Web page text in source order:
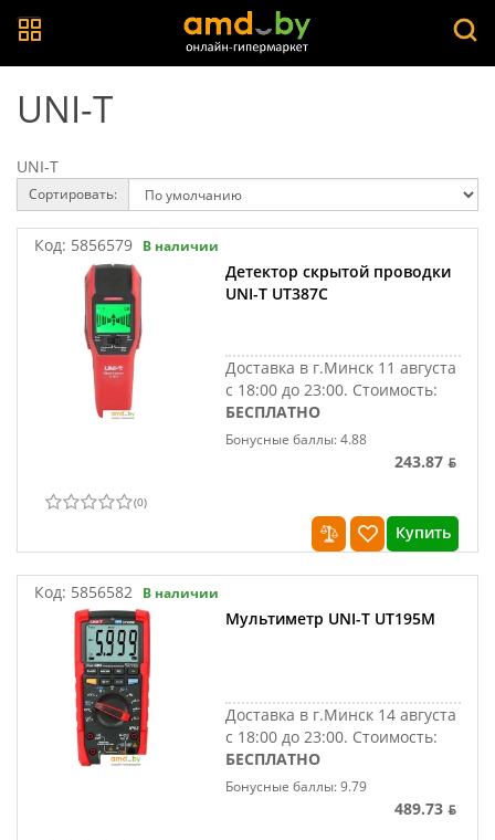
UNI-T
UNI-T
Сортировать:
Код: 5856579 В наличии
Детектор скрытой проводки
UNI-T UT387C
Доставка в г.Минск 11 августа
с 18:00 до 23:00. Стоимость:
БЕСПЛАТНО
Бонусные баллы: 4.88
243.87 ƃ
(0)
Купить
Код: 5856582 В наличии
Мультиметр UNI-T UT195M
Доставка в г.Минск 14 августа
с 18:00 до 23:00. Стоимость:
БЕСПЛАТНО
Бонусные баллы: 9.79
489.73 ƃ